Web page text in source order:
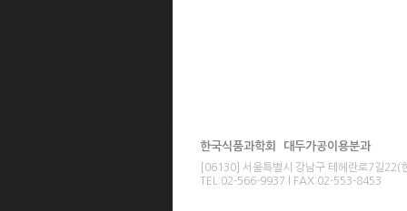
한국식품과학회 대두가공이용분과
[06130] 서울특별시 강남구 테헤란로7길22(
TEL:02-566-9937 l FAX:02-553-8453